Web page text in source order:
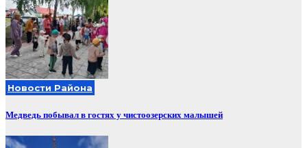
Новости Района
Медведь побывал в гостях у чистоозерских малышей